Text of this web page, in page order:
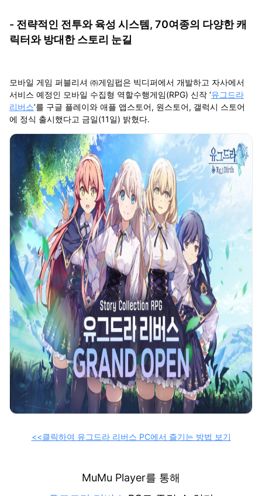
- 전략적인 전투와 육성 시스템, 70여종의 다양한 캐
릭터와 방대한 스토리 눈길
모바일 게임 퍼블리셔 ㈜게임펍은 빅디퍼에서 개발하고 자사에서
서비스 예정인 모바일 수집형 역할수행게임(RPG) 신작 ‘유그드라
리버스’를 구글 플레이와 애플 앱스토어, 원스토어, 갤럭시 스토어
에 정식 출시했다고 금일(11일) 밝혔다.
<<클릭하여 유그드라 리버스 PC에서 즐기는 방법 보기
MuMu Player를 통해